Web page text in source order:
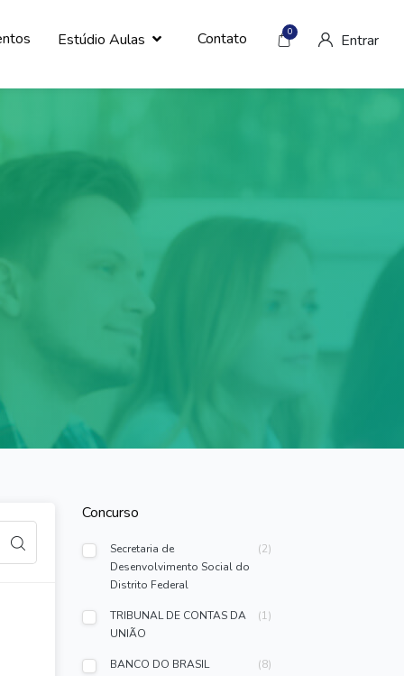
0 Entrar
Contato
Estúdio Aulas
Concurso
Secretaria de
Desenvolvimento Social do
Distrito Federal
(2)
TRIBUNAL DE CONTAS DA
UNIÃO
(1)
BANCO DO BRASIL (8)